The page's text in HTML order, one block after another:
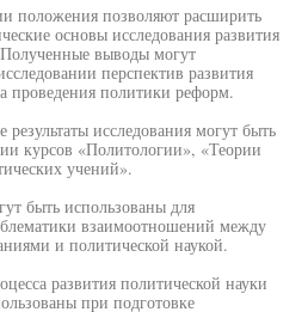
положения позволяют расширить
основы исследования развития
выводы могут
перспектив развития
проведения политики реформ.
результаты исследования могут быть
курсов «Политологии», «Теории
учений».
быть использованы для
взаимоотношений между
и политической наукой.
развития политической науки
при подготовке